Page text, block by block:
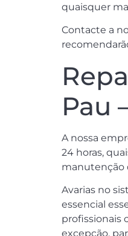
quaisquer
Contacte a
Pau
A nossa
24 horas,
manutenção
Avarias no
essencial
profissionais
excepção,